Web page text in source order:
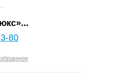
80